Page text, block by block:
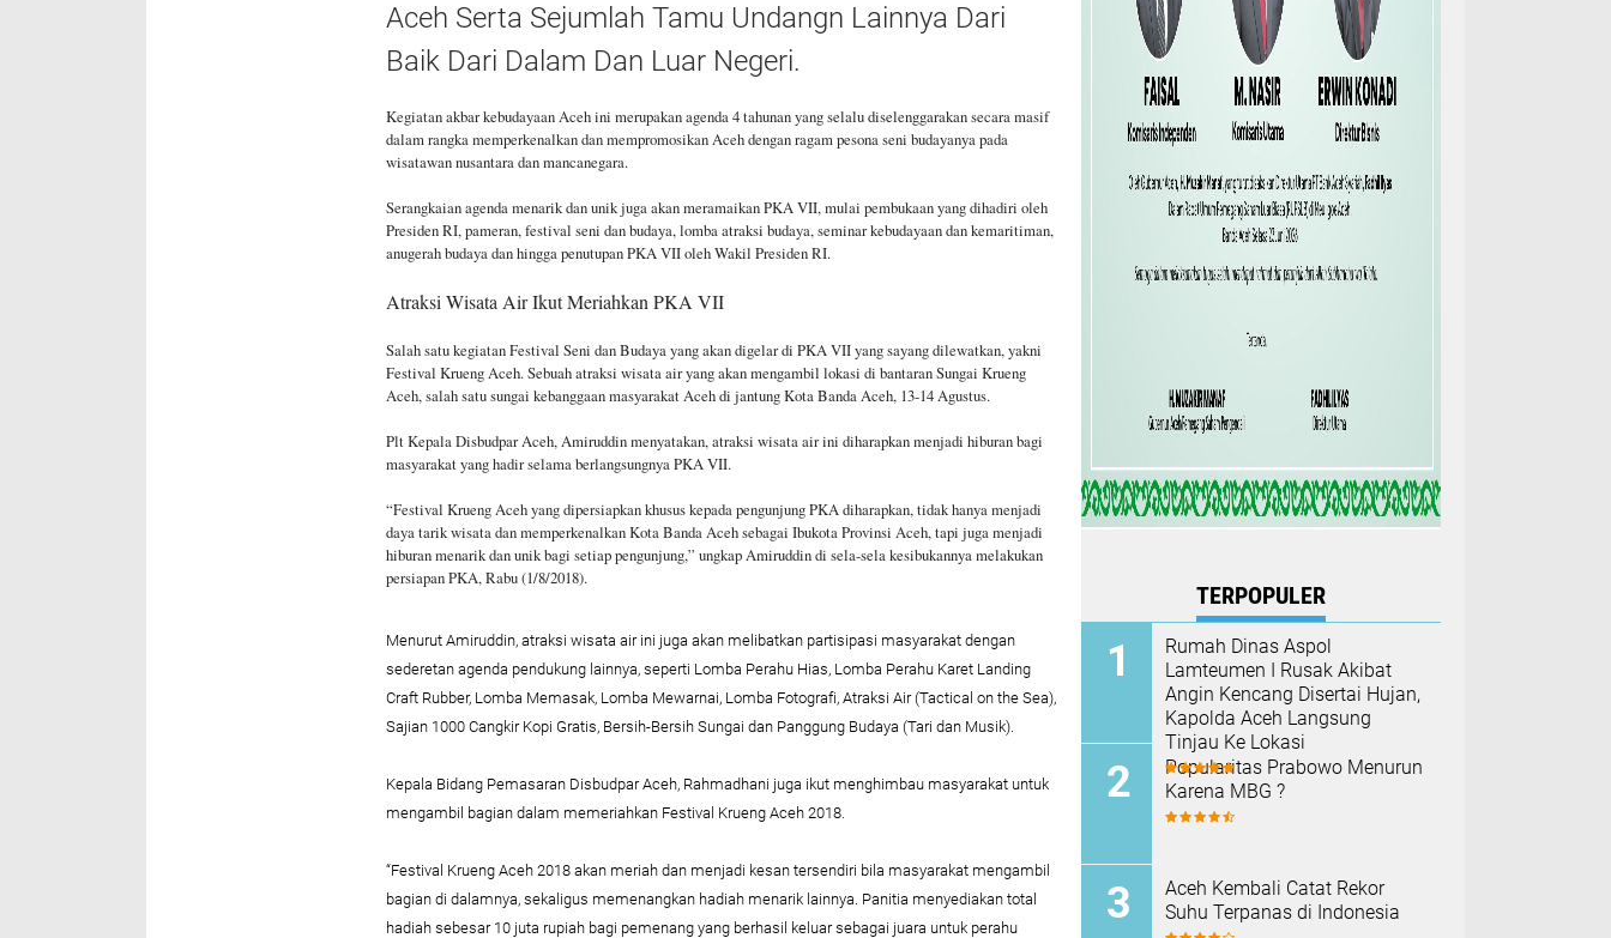
Aceh Serta Sejumlah Tamu Undangn Lainnya Dari
Baik Dari Dalam Dan Luar Negeri.
Kegiatan akbar kebudayaan Aceh ini merupakan agenda 4 tahunan yang selalu diselenggarakan secara masif
dalam rangka memperkenalkan dan mempromosikan Aceh dengan ragam pesona seni budayanya pada
wisatawan nusantara dan mancanegara.
Serangkaian agenda menarik dan unik juga akan meramaikan PKA VII, mulai pembukaan yang dihadiri oleh
Presiden RI, pameran, festival seni dan budaya, lomba atraksi budaya, seminar kebudayaan dan kemaritiman,
anugerah budaya dan hingga penutupan PKA VII oleh Wakil Presiden RI.
Atraksi Wisata Air Ikut Meriahkan PKA VII
Salah satu kegiatan Festival Seni dan Budaya yang akan digelar di PKA VII yang sayang dilewatkan, yakni
Festival Krueng Aceh. Sebuah atraksi wisata air yang akan mengambil lokasi di bantaran Sungai Krueng
Aceh, salah satu sungai kebanggaan masyarakat Aceh di jantung Kota Banda Aceh, 13-14 Agustus.
Plt Kepala Disbudpar Aceh, Amiruddin menyatakan, atraksi wisata air ini diharapkan menjadi hiburan bagi
masyarakat yang hadir selama berlangsungnya PKA VII.
“Festival Krueng Aceh yang dipersiapkan khusus kepada pengunjung PKA diharapkan, tidak hanya menjadi
daya tarik wisata dan memperkenalkan Kota Banda Aceh sebagai Ibukota Provinsi Aceh, tapi juga menjadi
hiburan menarik dan unik bagi setiap pengunjung,” ungkap Amiruddin di sela-sela kesibukannya melakukan
persiapan PKA, Rabu (1/8/2018).
Menurut Amiruddin, atraksi wisata air ini juga akan melibatkan partisipasi masyarakat dengan
sederetan agenda pendukung lainnya, seperti Lomba Perahu Hias, Lomba Perahu Karet Landing
Craft Rubber, Lomba Memasak, Lomba Mewarnai, Lomba Fotografi, Atraksi Air (Tactical on the Sea),
Sajian 1000 Cangkir Kopi Gratis, Bersih-Bersih Sungai dan Panggung Budaya (Tari dan Musik).
Kepala Bidang Pemasaran Disbudpar Aceh, Rahmadhani juga ikut menghimbau masyarakat untuk
mengambil bagian dalam memeriahkan Festival Krueng Aceh 2018.
“Festival Krueng Aceh 2018 akan meriah dan menjadi kesan tersendiri bila masyarakat mengambil
bagian di dalamnya, sekaligus memenangkan hadiah menarik lainnya. Panitia menyediakan total
hadiah sebesar 10 juta rupiah bagi pemenang yang berhasil keluar sebagai juara untuk perahu
TERPOPULER
Rumah Dinas Aspol
Lamteumen I Rusak Akibat
Angin Kencang Disertai Hujan,
Kapolda Aceh Langsung
Tinjau Ke Lokasi
Popularitas Prabowo Menurun
Karena MBG ?
Aceh Kembali Catat Rekor
Suhu Terpanas di Indonesia